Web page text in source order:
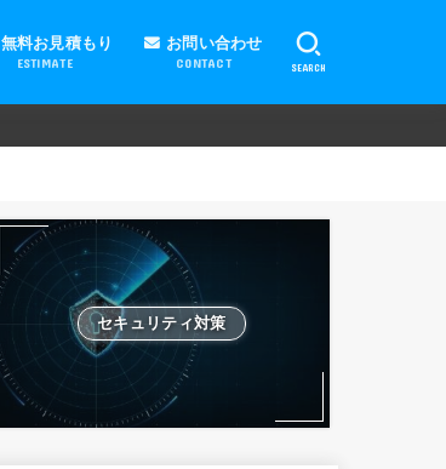
無料お見積もり
ESTIMATE
お問い合わせ
CONTACT SEARCH
セキュリティ対策